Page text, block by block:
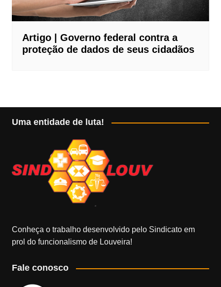
Artigo | Governo federal contra a
proteção de dados de seus cidadãos
Uma entidade de luta!
Conheça o trabalho desenvolvido pelo Sindicato em
prol do funcionalismo de Louveira!
Fale conosco